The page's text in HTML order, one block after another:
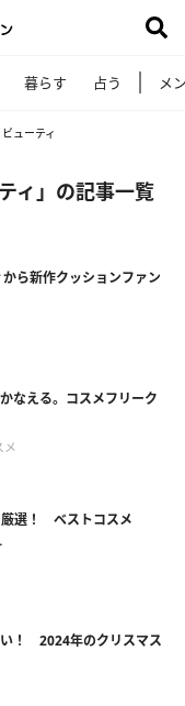
暮らす 占う メ
ューティ
ィ」の記事一覧
ら新作クッションファン
なえる。コスメフリーク
メ
厳選！ ベストコスメ
！ 2024年のクリスマス